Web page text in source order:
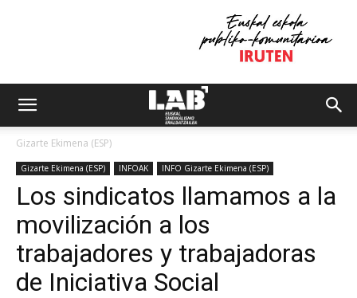
Gizarte Ekimena (ESP)
Gizarte Ekimena (ESP) INFOAK INFO Gizarte Ekimena (ESP)
Los sindicatos llamamos a la
movilización a los
trabajadores y trabajadoras
de Iniciativa Social